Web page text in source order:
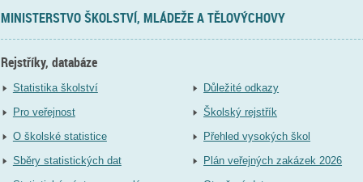
MINISTERSTVO ŠKOLSTVÍ, MLÁDEŽE A TĚLOVÝCHOVY
Rejstříky, databáze
Statistika školství
Pro veřejnost
O školské statistice
Sběry statistických dat
Důležité odkazy
Školský rejstřík
Přehled vysokých škol
Plán veřejných zakázek 2026